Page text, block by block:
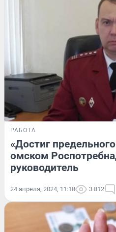
РАБОТА
«Достиг
омском
руководитель
24 апреля, 2024, 11:18 3 812